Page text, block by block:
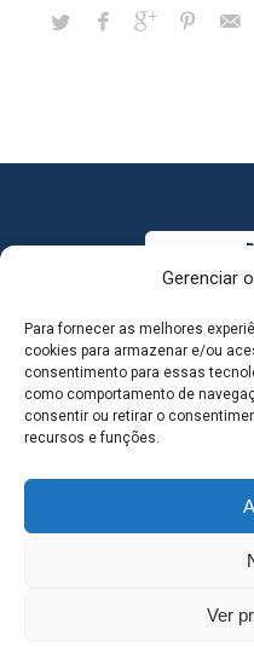
Gerenciar
Para fornecer as melhores
cookies para armazenar e/ou
consentimento para essas
como comportamento de
consentir ou retirar o
recursos e funções.
Ver
MAPA DO SITE
SEDE DO
Contato: